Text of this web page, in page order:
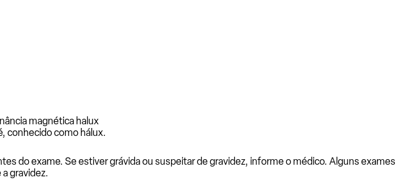
magnética halux
conhecido como hálux.
do exame. Se estiver grávida ou suspeitar de gravidez, informe o médico. Alguns exames
gravidez.